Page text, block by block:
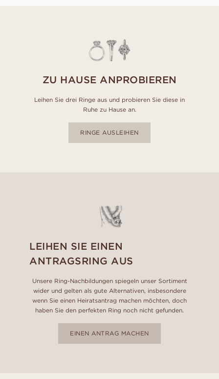
ZU HAUSE ANPROBIEREN
Leihen Sie drei Ringe aus und probieren Sie diese in
Ruhe zu Hause an.
RINGE AUSLEIHEN
LEIHEN SIE EINEN
ANTRAGSRING AUS
Unsere Ring-Nachbildungen spiegeln unser Sortiment
wider und gelten als gute Alternativen, insbesondere
wenn Sie einen Heiratsantrag machen möchten, doch
haben Sie den perfekten Ring noch nicht gefunden.
EINEN ANTRAG MACHEN